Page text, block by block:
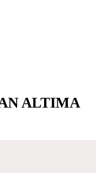
ALTIMA